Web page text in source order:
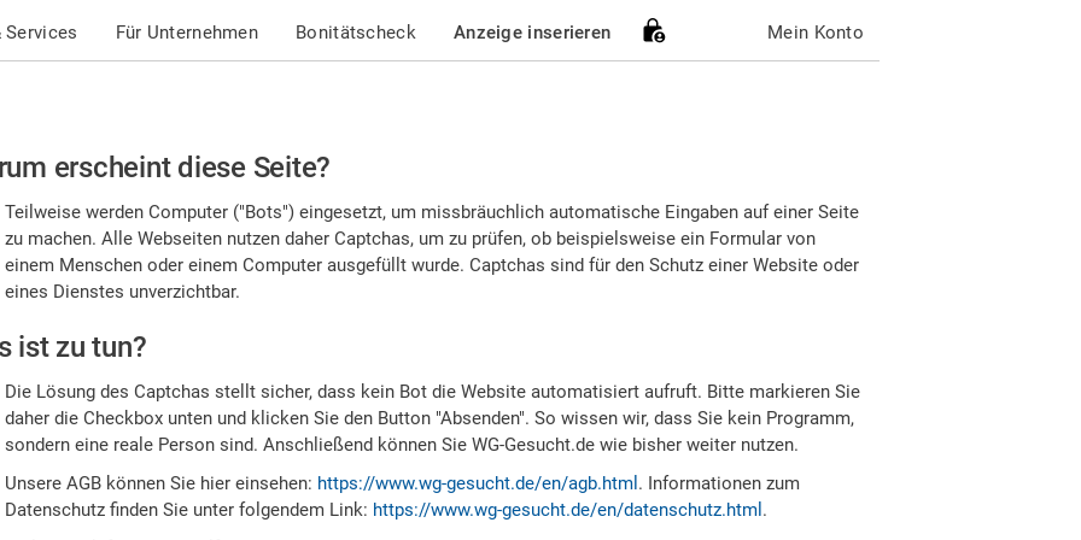
Services Für Unternehmen Bonitätscheck Anzeige inserieren Mein Konto
erscheint diese Seite?
Teilweise werden Computer ("Bots") eingesetzt, um missbräuchlich automatische Eingaben auf einer Seite
zu machen. Alle Webseiten nutzen daher Captchas, um zu prüfen, ob beispielsweise ein Formular von
einem Menschen oder einem Computer ausgefüllt wurde. Captchas sind für den Schutz einer Website oder
eines Dienstes unverzichtbar.
ist zu tun?
Die Lösung des Captchas stellt sicher, dass kein Bot die Website automatisiert aufruft. Bitte markieren Sie
daher die Checkbox unten und klicken Sie den Button "Absenden". So wissen wir, dass Sie kein Programm,
sondern eine reale Person sind. Anschließend können Sie WG-Gesucht.de wie bisher weiter nutzen.
Unsere AGB können Sie hier einsehen: https://www.wg-gesucht.de/en/agb.html . Informationen zum
Datenschutz finden Sie unter folgendem Link: https://www.wg-gesucht.de/en/datenschutz.html .